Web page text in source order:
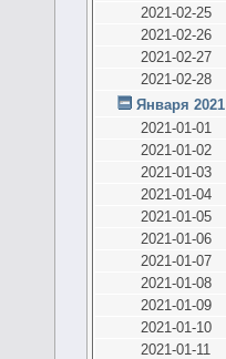
2021-02-25
2021-02-26
2021-02-27
2021-02-28
Января 2021
2021-01-01
2021-01-02
2021-01-03
2021-01-04
2021-01-05
2021-01-06
2021-01-07
2021-01-08
2021-01-09
2021-01-10
2021-01-11